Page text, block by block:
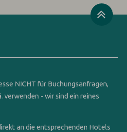
NICHT für Buchungsanfragen,
- wir sind ein reines
an die entsprechenden Hotels